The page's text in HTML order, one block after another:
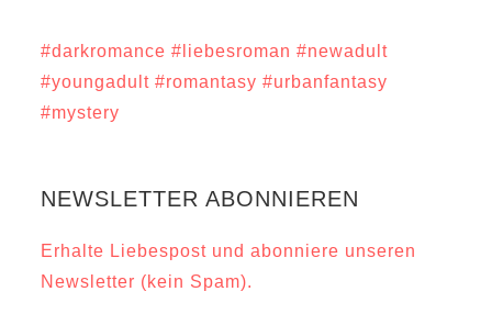
#darkromance #liebesroman #newadult
#youngadult #romantasy#urbanfantasy
#mystery
NEWSLETTER ABONNIEREN
Erhalte Liebespost und abonniere unseren
Newsletter (kein Spam).